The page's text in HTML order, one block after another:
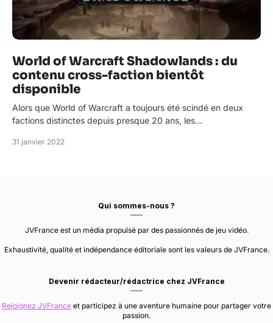
World of Warcraft Shadowlands : du
contenu cross-faction bientôt
disponible
Alors que World of Warcraft a toujours été scindé en deux
factions distinctes depuis presque 20 ans, les…
31 janvier 2022
Qui sommes-nous ?
JVFrance est un média propulsé par des passionnés de jeu vidéo.
Exhaustivité, qualité et indépendance éditoriale sont les valeurs de JVFrance.
Devenir rédacteur/rédactrice chez JVFrance
Rejoignez JVFrance et participez à une aventure humaine pour partager votre
passion.